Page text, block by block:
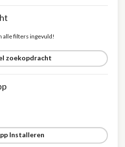
alle filters ingevuld!
zoekopdracht
Installeren